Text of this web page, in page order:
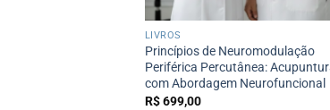
LIVROS
Princípios de Neuromodulação
Periférica Percutânea:
com Abordagem Neurofuncional
R$699,00